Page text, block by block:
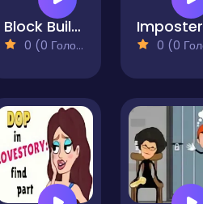
Block Builder
0 (0 Голосів) 0 (0